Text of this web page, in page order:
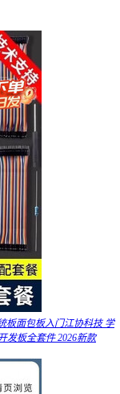
板面包板入门江协科技 学
发板全套件 2026新款